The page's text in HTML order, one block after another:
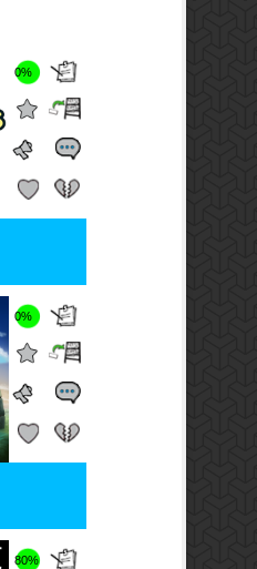
0%
0%
80%